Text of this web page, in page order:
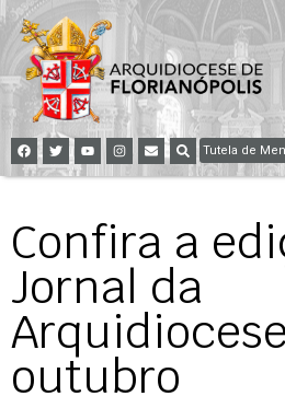
Tutela de
Confira a
Jornal da
outubro